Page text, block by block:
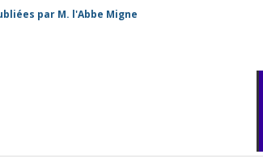
par M. l'Abbe Migne